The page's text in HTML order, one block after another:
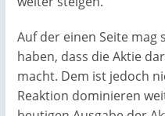
Auf der einen Seite
haben, dass die Aktie
macht. Dem ist jedoch
Reaktion dominieren